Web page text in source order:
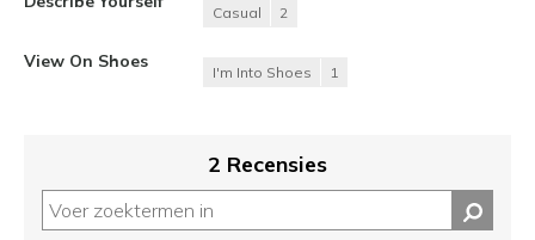
Casual 2
View On Shoes
I'm Into Shoes 1
2 Recensies